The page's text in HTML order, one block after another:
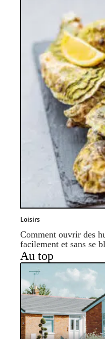
Loisirs
Comment ouvrir des
facilement et sans se
Au top